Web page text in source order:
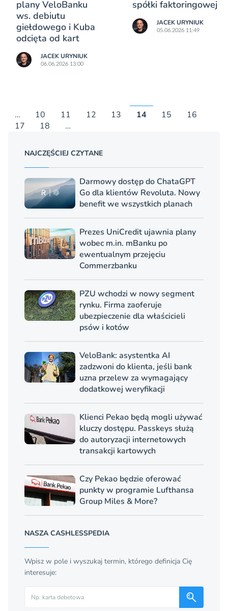
plany VeloBanku
ws. debiutu
giełdowego i Kuba
odcięta od kart
JACEK URYNIUK
06.06.2026 13:00
spółki faktoringowej
JACEK URYNIUK
05.06.2026 11:49
… 10 11 12 13 14 15
16
17
18 …
NAJCZĘŚCIEJ CZYTANE
Darmowy dostęp do ChataGPT
Go dla klientów Revoluta. Nowy
benefit we wszystkich planach
Prezes UniCredit ujawnia plany
wobec m.in. mBanku po
ewentualnym przejęciu
Commerzbanku
PZU wchodzi w nowy segment
rynku. Firma zaoferuje
ubezpieczenie dla właścicieli
psów i kotów
VeloBank: asystentka AI
zadzwoni do klienta, jeśli bank
uzna przelew za wymagający
dodatkowej weryfikacji
Klienci Pekao będą mogli używać
kluczy dostępu. Passkeys służą
do autoryzacji internetowych
transakcji kartowych
Czy Pekao będzie oferować
punkty w programie Lufthansa
Group Miles & More?
NASZA CASHLESSPEDIA
Wpisz w pole i wyszukaj termin, którego definicja Cię
interesuje: